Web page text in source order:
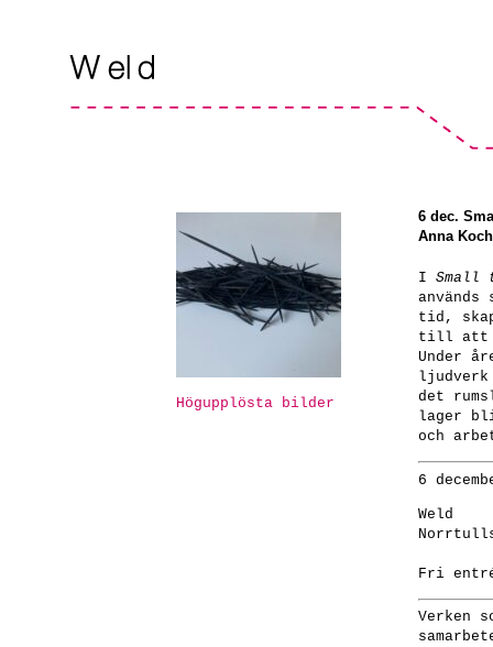
Högupplösta bilder
6 dec.
Anna Koch
I Small
tid,
till att
Under
ljudverk
det
lager
och
6
Weld
Fri
Verken